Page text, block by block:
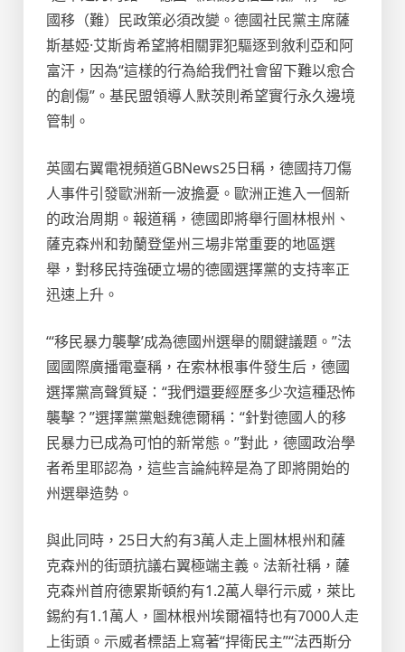
國移（難）民政策必須改變。德國社民黨主席薩
斯基婭·艾斯肯希望將相關罪犯驅逐到敘利亞和阿
富汗，因為“這樣的行為給我們社會留下難以愈合
的創傷”。基民盟領導人默茨則希望實行永久邊境
管制。
英國右翼電視頻道GBNews25日稱，德國持刀傷
人事件引發歐洲新一波擔憂。歐洲正進入一個新
的政治周期。報道稱，德國即將舉行圖林根州、
薩克森州和勃蘭登堡州三場非常重要的地區選
舉，對移民持強硬立場的德國選擇黨的支持率正
迅速上升。
“‘移民暴力襲擊’成為德國州選舉的關鍵議題。”法
國國際廣播電臺稱，在索林根事件發生后，德國
選擇黨高聲質疑：“我們還要經歷多少次這種恐怖
襲擊？”選擇黨黨魁魏德爾稱：“針對德國人的移
民暴力已成為可怕的新常態。”對此，德國政治學
者希里耶認為，這些言論純粹是為了即將開始的
州選舉造勢。
與此同時，25日大約有3萬人走上圖林根州和薩
克森州的街頭抗議右翼極端主義。法新社稱，薩
克森州首府德累斯頓約有1.2萬人舉行示威，萊比
錫約有1.1萬人，圖林根州埃爾福特也有7000人走
上街頭。示威者標語上寫著“捍衛民主”“法西斯分